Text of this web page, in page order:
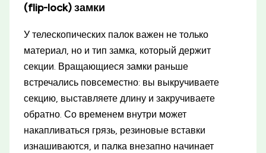
(flip-lock) замки
У телескопических палок важен не только
материал, но и тип замка, который держит
секции. Вращающиеся замки раньше
встречались повсеместно: вы выкручиваете
секцию, выставляете длину и закручиваете
обратно. Со временем внутри может
накапливаться грязь, резиновые вставки
изнашиваются, и палка внезапно начинает